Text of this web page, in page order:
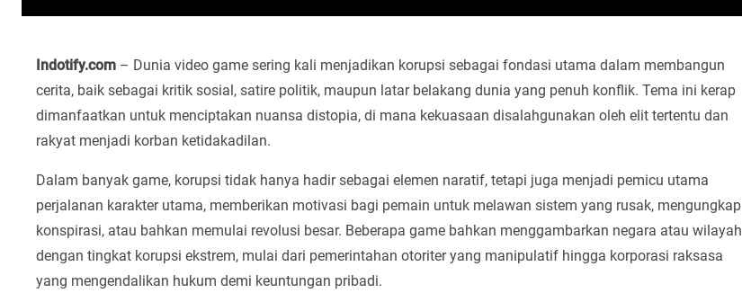
Indotify.com – Dunia video game sering kali menjadikan korupsi sebagai fondasi utama dalam membangun
cerita, baik sebagai kritik sosial, satire politik, maupun latar belakang dunia yang penuh konflik. Tema ini kerap
dimanfaatkan untuk menciptakan nuansa distopia, di mana kekuasaan disalahgunakan oleh elit tertentu dan
rakyat menjadi korban ketidakadilan.
Dalam banyak game, korupsi tidak hanya hadir sebagai elemen naratif, tetapi juga menjadi pemicu utama
perjalanan karakter utama, memberikan motivasi bagi pemain untuk melawan sistem yang rusak, mengungkap
konspirasi, atau bahkan memulai revolusi besar. Beberapa game bahkan menggambarkan negara atau wilayah
dengan tingkat korupsi ekstrem, mulai dari pemerintahan otoriter yang manipulatif hingga korporasi raksasa
yang mengendalikan hukum demi keuntungan pribadi.